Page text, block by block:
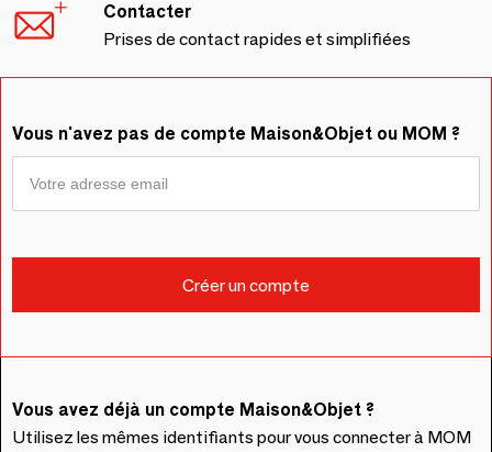
Contacter
Prises de contact rapides et simplifiées
Vous n'avez pas de compte Maison&Objet ou MOM ?
Vous avez déjà un compte Maison&Objet ?
Utilisez les mêmes identifiants pour vous connecter à MOM